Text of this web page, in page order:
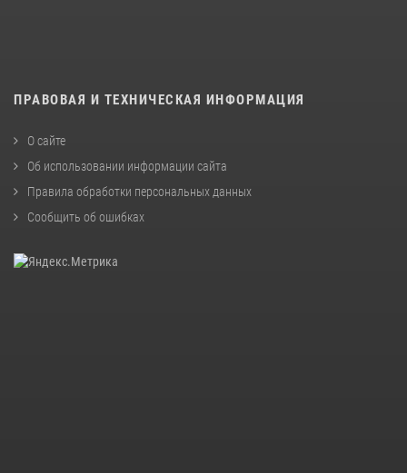
ПРАВОВАЯ И ТЕХНИЧЕСКАЯ ИНФОРМАЦИЯ
О сайте
Об использовании информации сайта
Правила обработки персональных данных
Сообщить об ошибках